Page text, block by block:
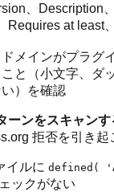
、Description
Requires at least
メインがプラグ
と（小文字、ダ
）を確認
ーンをスキャンす
拒否を引き起
イルに defined(
ックがない